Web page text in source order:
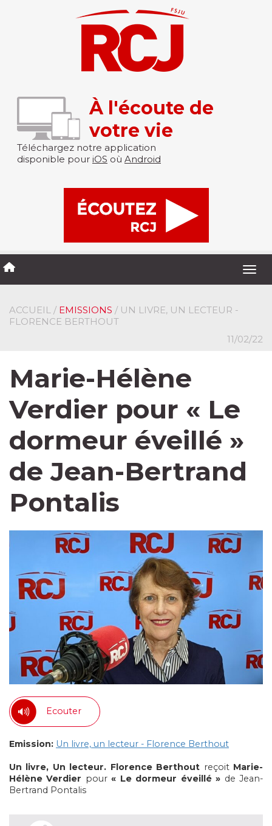
À l'écoute de
votre vie
Téléchargez notre application
disponible pour iOS où Android
ACCUEIL / EMISSIONS / UN LIVRE, UN LECTEUR -
FLORENCE BERTHOUT
11/02/22
Marie-Hélène
Verdier pour « Le
dormeur éveillé »
de Jean-Bertrand
Pontalis
Ecouter
Emission: Un livre, un lecteur - Florence Berthout
Un livre, Un lecteur. Florence Berthout reçoit Marie-
Hélène Verdier pour« Le dormeur éveillé » de Jean-
Bertrand Pontalis